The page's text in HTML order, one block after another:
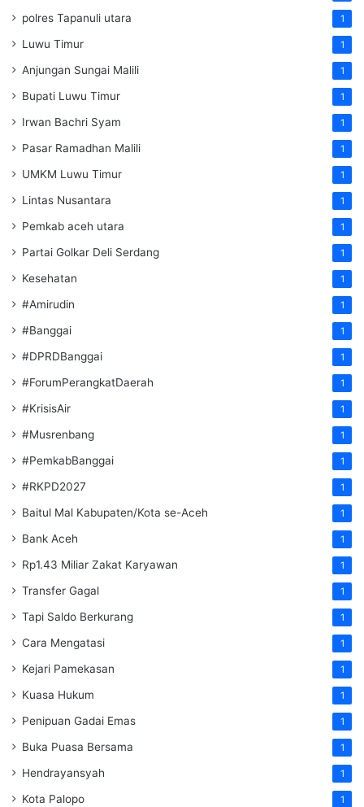
polres Tapanuli utara 1
Luwu Timur 1
Anjungan Sungai Malili 1
Bupati Luwu Timur 1
Irwan Bachri Syam 1
Pasar Ramadhan Malili 1
UMKM Luwu Timur 1
Lintas Nusantara 1
Pemkab aceh utara 1
Partai Golkar Deli Serdang 1
Kesehatan 1
#Amirudin 1
#Banggai 1
#DPRDBanggai 1
#ForumPerangkatDaerah 1
#KrisisAir 1
#Musrenbang 1
#PemkabBanggai 1
#RKPD2027 1
Baitul Mal Kabupaten/Kota se-Aceh 1
Bank Aceh 1
Rp1.43 Miliar Zakat Karyawan 1
Transfer Gagal 1
Tapi Saldo Berkurang 1
Cara Mengatasi 1
Kejari Pamekasan 1
Kuasa Hukum 1
Penipuan Gadai Emas 1
Buka Puasa Bersama 1
Hendrayansyah 1
Kota Palopo 1